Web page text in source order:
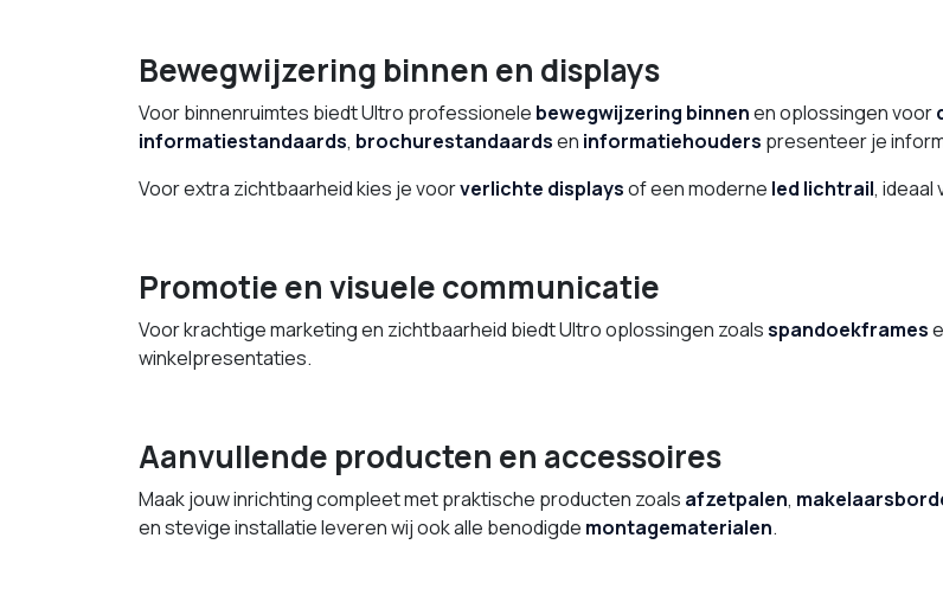
Bewegwijzering binnen en displays
Voor binnenruimtes biedt Ultro professionele bewegwijzering binnenen oplossingen voor
informatiestandaards, brochurestandaardsen informatiehouders presenteer je
Voor extra zichtbaarheid kies je voorverlichte displaysof een moderne led lichtrail, ideaal
Promotie en visuele communicatie
Voor krachtige marketing en zichtbaarheid biedt Ultro oplossingen zoalsspandoekframes
winkelpresentaties.
Aanvullende producten en accessoires
Maak jouw inrichting compleet met praktische producten zoals afzetpalen,
en stevige installatie leveren wij ook alle benodigde montagematerialen.